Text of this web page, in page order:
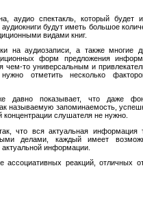
аудио спектакль, который будет
будут иметь большое
видами книг.
на аудиозаписи, а также многие
форм предложения
чем-то универсальным и
отметить несколько
давно показывает, что даже
называемую запоминаемость,
слушателя не нужно.
что вся актуальная информация
делами, каждый имеет
информации.
реакций, отличных от